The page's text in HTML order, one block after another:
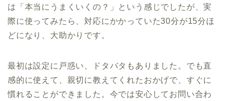
は「本当にうまくいくの？」という感じでしたが、実
際に使ってみたら、対応にかかっていた30分が15分ほ
どになり、大助かりです。
最初は設定に戸惑い、ドタバタもありました。でも直
感的に使えて、親切に教えてくれたおかげで、すぐに
慣れることができました。今では安心してお問い合わ